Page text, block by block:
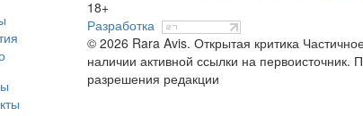
18+
Разработка
© 2026 Rara Avis. Открытая критика
наличии активной ссылки на
разрешения редакции